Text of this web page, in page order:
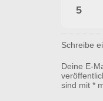
5
Schreibe
Deine E-
sind mit *